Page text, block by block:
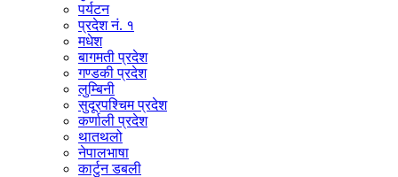
पर्यटन
प्रदेश नं. १
मधेश
बागमती प्रदेश
गण्डकी प्रदेश
लुम्बिनी
सुदूरपश्चिम प्रदेश
कर्णाली प्रदेश
थातथलो
नेपालभाषा
कार्टुन डबली